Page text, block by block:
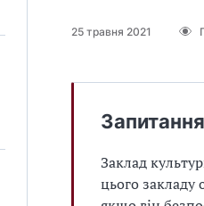
25 травня 2021
Запитання
Заклад
цього закладу